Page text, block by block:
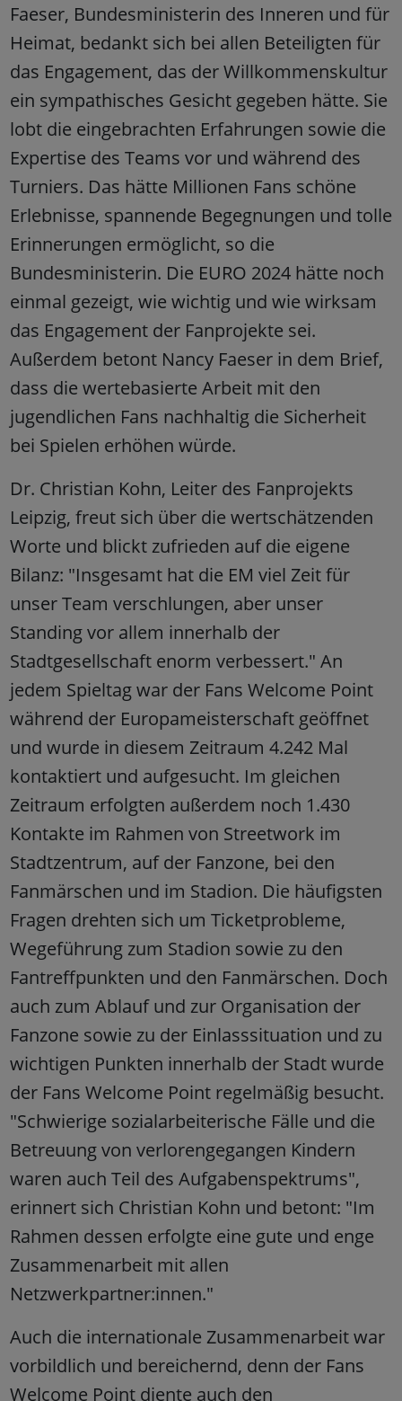
Faeser, Bundesministerin des Inneren und für
Heimat, bedankt sich bei allen Beteiligten für
das Engagement, das der Willkommenskultur
ein sympathisches Gesicht gegeben hätte. Sie
lobt die eingebrachten Erfahrungen sowie die
Expertise des Teams vor und während des
Turniers. Das hätte Millionen Fans schöne
Erlebnisse, spannende Begegnungen und tolle
Erinnerungen ermöglicht, so die
Bundesministerin. Die EURO 2024 hätte noch
einmal gezeigt, wie wichtig und wie wirksam
das Engagement der Fanprojekte sei.
Außerdem betont Nancy Faeser in dem Brief,
dass die wertebasierte Arbeit mit den
jugendlichen Fans nachhaltig die Sicherheit
bei Spielen erhöhen würde.
Dr. Christian Kohn, Leiter des Fanprojekts
Leipzig, freut sich über die wertschätzenden
Worte und blickt zufrieden auf die eigene
Bilanz: "Insgesamt hat die EM viel Zeit für
unser Team verschlungen, aber unser
Standing vor allem innerhalb der
Stadtgesellschaft enorm verbessert." An
jedem Spieltag war der Fans Welcome Point
während der Europameisterschaft geöffnet
und wurde in diesem Zeitraum 4.242 Mal
kontaktiert und aufgesucht. Im gleichen
Zeitraum erfolgten außerdem noch 1.430
Kontakte im Rahmen von Streetwork im
Stadtzentrum, auf der Fanzone, bei den
Fanmärschen und im Stadion. Die häufigsten
Fragen drehten sich um Ticketprobleme,
Wegeführung zum Stadion sowie zu den
Fantreffpunkten und den Fanmärschen. Doch
auch zum Ablauf und zur Organisation der
Fanzone sowie zu der Einlasssituation und zu
wichtigen Punkten innerhalb der Stadt wurde
der Fans Welcome Point regelmäßig besucht.
"Schwierige sozialarbeiterische Fälle und die
Betreuung von verlorengegangen Kindern
waren auch Teil des Aufgabenspektrums",
erinnert sich Christian Kohn und betont: "Im
Rahmen dessen erfolgte eine gute und enge
Zusammenarbeit mit allen
Netzwerkpartner:innen."
Auch die internationale Zusammenarbeit war
vorbildlich und bereichernd, denn der Fans
Welcome Point diente auch den